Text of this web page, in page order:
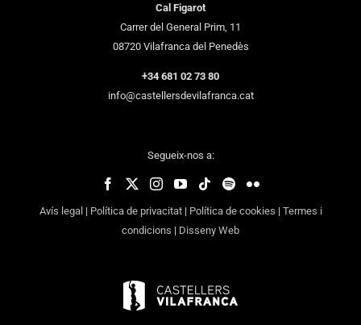
Cal Figarot
Carrer del General Prim, 11
08720 Vilafranca del Penedès
+34 681 02 73 80
info@castellersdevilafranca.cat
Segueix-nos a:
Avís legal | Política de privacitat| Política de cookies | Termes i
condicions | Disseny Web